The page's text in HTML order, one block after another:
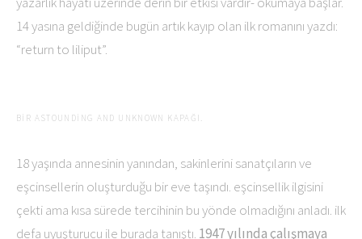
14 yasına geldiğinde bugün artık kayıp olan ilk romanını yazdı:
“return to liliput”.
BIR ASTOUNDING AND UNKNOWN KAPAĞI.
18 yaşında annesinin yanından, sakinlerini sanatçıların ve
eşcinsellerin oluşturduğu bir eve taşındı. eşcinsellik ilgisini
çekti ama kısa sürede tercihinin bu yönde olmadığını anladı. ilk
defa uyuşturucu ile burada tanıştı. 1947 yılında çalışmaya